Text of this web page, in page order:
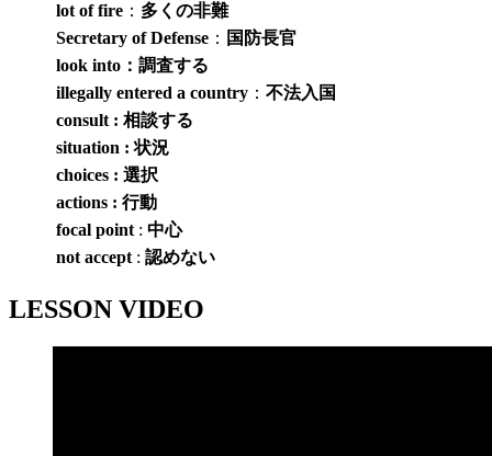
lot of fire ： 多くの非難
Secretary of Defense ： 国防長官
look into：調査する
illegally entered a country ： 不法入国
consult : 相談する
situation : 状況
choices : 選択
actions : 行動
focal point: 中心
not accept: 認めない
LESSON VIDEO